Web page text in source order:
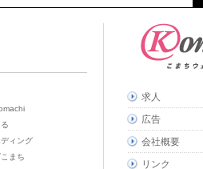
ィング
まち
求人
広告
会社概要
リンク